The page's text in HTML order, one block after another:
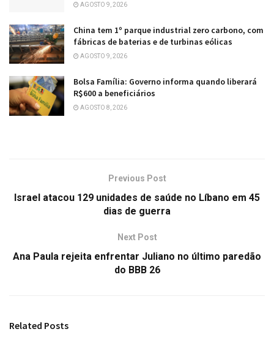
AGOSTO 9, 2026
China tem 1º parque industrial zero carbono, com
fábricas de baterias e de turbinas eólicas
AGOSTO 9, 2026
Bolsa Família: Governo informa quando liberará
R$600 a beneficiários
AGOSTO 8, 2026
Previous Post
Israel atacou 129 unidades de saúde no Líbano em 45
dias de guerra
Next Post
Ana Paula rejeita enfrentar Juliano no último paredão
do BBB 26
Related Posts